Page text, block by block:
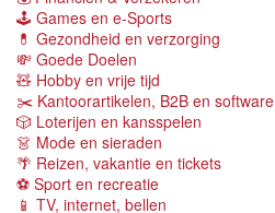
🕹 Games en e-Sports
💊 Gezondheid en verzorging
💸 Goede Doelen
🧸 Hobby en vrije tijd
✂️ Kantoorartikelen, B2B en software
🎲 Loterijen en kansspelen
👗 Mode en sieraden
🌴 Reizen, vakantie en tickets
⚽️ Sport en recreatie
📱 TV, internet, bellen